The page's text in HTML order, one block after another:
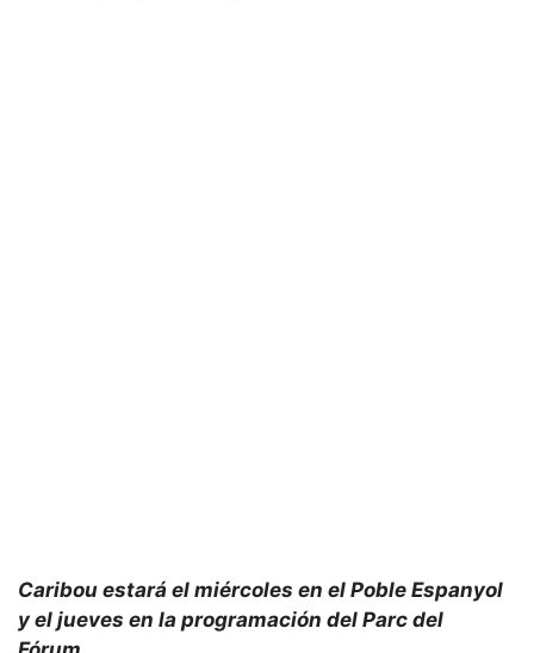
Caribou estará el miércoles en el Poble Espanyol
y el jueves en la programación del Parc del